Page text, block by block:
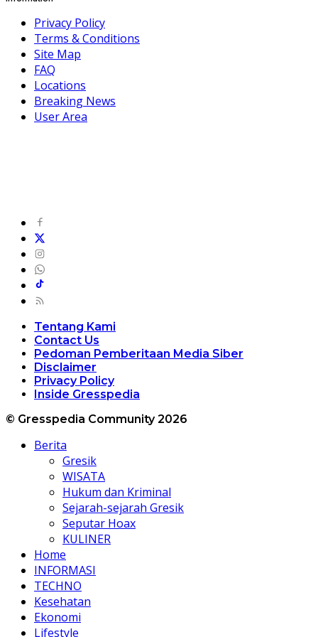
Privacy Policy
Terms & Conditions
Site Map
FAQ
Locations
Breaking News
User Area
Tentang Kami
Contact Us
Pedoman Pemberitaan Media Siber
Disclaimer
Privacy Policy
Inside Gresspedia
© Gresspedia Community 2026
Berita
Gresik
WISATA
Hukum dan Kriminal
Sejarah-sejarah Gresik
Seputar Hoax
KULINER
Home
INFORMASI
TECHNO
Kesehatan
Ekonomi
Lifestyle